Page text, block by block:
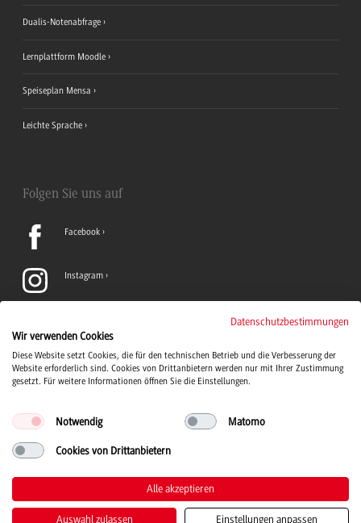
Dualis-Notenabfrage
Lernplattform Moodle
Speiseplan Mensa
Leichte Sprache
Folgen Sie uns auf
Facebook
Instagram
TikTok
© 2026 Duale Hochschule Baden-Württemberg
Datenschutzbestimmungen
Wir verwenden Cookies
Diese Website setzt Cookies, die für den technischen Betrieb und die Verbesserung der
Website erforderlich sind. Cookies von Drittanbietern werden nur mit Ihrer Zustimmung
gesetzt. Für weitere Informationen öffnen Sie die Einstellungen.
Notwendig Matomo
Cookies von Drittanbietern
Alle akzeptieren
Auswahl zulassen Einstellungen anpassen